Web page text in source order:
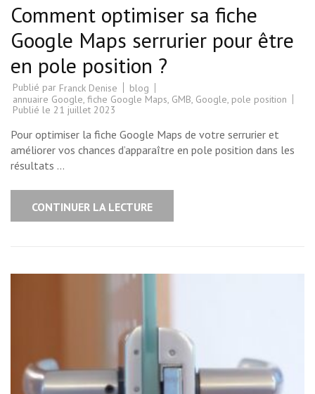
Comment optimiser sa fiche
Google Maps serrurier pour être
en pole position ?
Publié par Franck Denise
blog
annuaire Google, fiche Google Maps, GMB, Google, pole position
Publié le 21 juillet 2023
Pour optimiser la fiche Google Maps de votre serrurier et
améliorer vos chances d’apparaître en pole position dans les
résultats …
CONTINUER LA LECTURE